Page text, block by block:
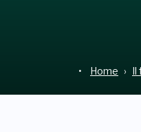
Home Il